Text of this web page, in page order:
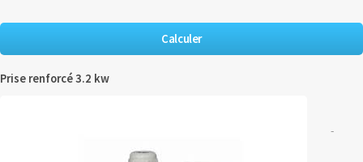
Prise renforcé 3.2 kw
-